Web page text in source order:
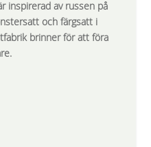
inspirerad av russen på
och färgsatt i
brinner för att föra